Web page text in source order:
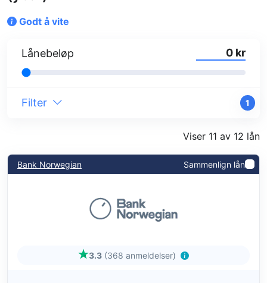
Godt å vite
Lånebeløp kr
Filter 1
Viser 11 av 12 lån
Bank Norwegian Sammenlign lån
3.3 (368 anmeldelser)